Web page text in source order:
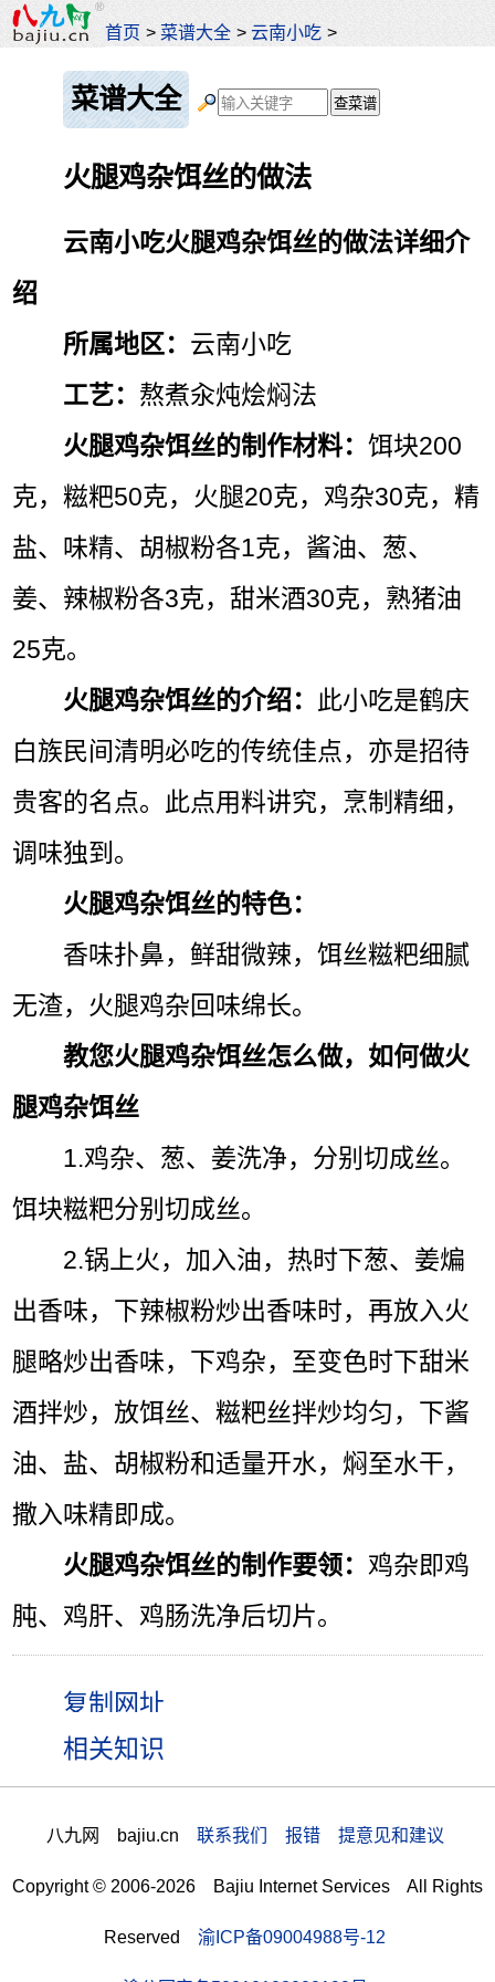
首页 > 菜谱大全 >云南小吃 >
菜谱大全
火腿鸡杂饵丝的做法
云南小吃火腿鸡杂饵丝的做法详细介
绍
所属地区： 云南小吃
工艺： 熬煮汆炖烩焖法
火腿鸡杂饵丝的制作材料：饵块200
克，糍粑50克，火腿20克，鸡杂30克，精
盐、味精、胡椒粉各1克，酱油、葱、
姜、辣椒粉各3克，甜米酒30克，熟猪油
25克。
火腿鸡杂饵丝的介绍： 此小吃是鹤庆
白族民间清明必吃的传统佳点，亦是招待
贵客的名点。此点用料讲究，烹制精细，
调味独到。
火腿鸡杂饵丝的特色：
香味扑鼻，鲜甜微辣，饵丝糍粑细腻
无渣，火腿鸡杂回味绵长。
教您火腿鸡杂饵丝怎么做，如何做火
腿鸡杂饵丝
1.鸡杂、葱、姜洗净，分别切成丝。
饵块糍粑分别切成丝。
2.锅上火，加入油，热时下葱、姜煸
出香味，下辣椒粉炒出香味时，再放入火
腿略炒出香味，下鸡杂，至变色时下甜米
酒拌炒，放饵丝、糍粑丝拌炒均匀，下酱
油、盐、胡椒粉和适量开水，焖至水干，
撒入味精即成。
火腿鸡杂饵丝的制作要领： 鸡杂即鸡
肫、鸡肝、鸡肠洗净后切片。
相关知识
八九网 bajiu.cn 联系我们 报错 提意见和建议
Copyright © 2006-2026 Bajiu Internet Services All Rights
Reserved 渝ICP备09004988号-12